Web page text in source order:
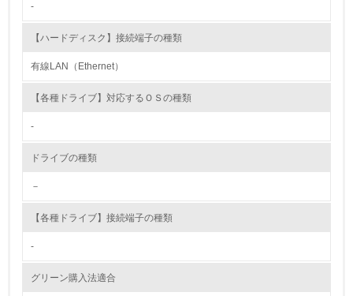
→ 導入している規格名
8.
第三者認証を取得している
油、ガス）の使用量削減の取り組みを行っている
-
【ハードディスク】接続端子の種類
有線LAN（Ethernet）
【各種ドライブ】対応するＯＳの種類
-
ドライブの種類
－
【各種ドライブ】接続端子の種類
-
グリーン購入法適合